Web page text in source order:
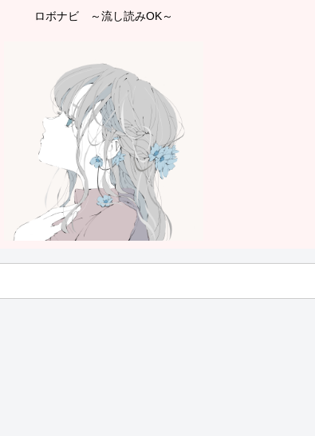
ロボナビ ～流し読みOK～